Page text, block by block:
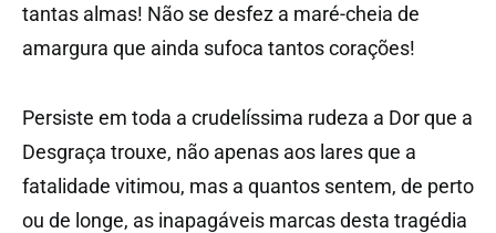
tantas almas! Não se desfez a maré-cheia de
amargura que ainda sufoca tantos corações!
Persiste em toda a crudelíssima rudeza a Dor que a
Desgraça trouxe, não apenas aos lares que a
fatalidade vitimou, mas a quantos sentem, de perto
ou de longe, as inapagáveis marcas desta tragédia